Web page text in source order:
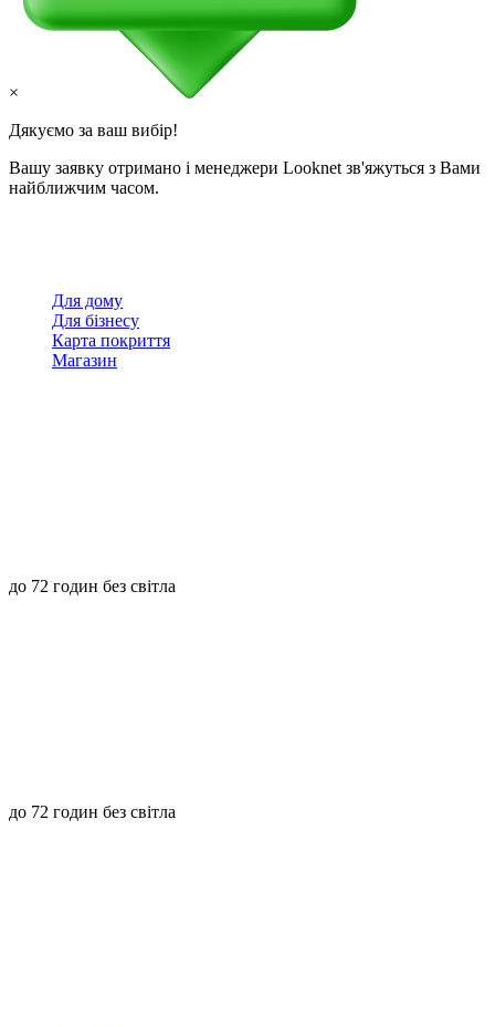
×
Дякуємо за ваш вибір!
Вашу заявку отримано і менеджери Looknet зв'яжуться з Вами
найближчим часом.
Для дому
Для бізнесу
Карта покриття
Магазин
до 72 годин без світла
до 72 годин без світла